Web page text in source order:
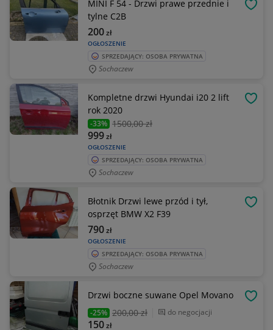
MINI F 54 - Drzwi prawe przednie i
tylne C2B
OGŁOSZENIE
200zł
SPRZEDAJĄCY: OSOBA PRYWATNA
Sochaczew
Kompletne drzwi Hyundai i20 2 lift
rok 2020
-33% 1500,00 zł
OGŁOSZENIE
999zł
SPRZEDAJĄCY: OSOBA PRYWATNA
Sochaczew
Błotnik Drzwi lewe przód i tył,
osprzęt BMW X2 F39
OGŁOSZENIE
790zł
SPRZEDAJĄCY: OSOBA PRYWATNA
Sochaczew
Drzwi boczne suwane Opel Movano
-25% 200,00 zł do negocjacji
150zł